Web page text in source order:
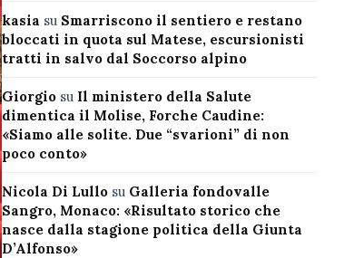
kasia su Smarriscono il sentiero e restano
bloccati in quota sul Matese, escursionisti
tratti in salvo dal Soccorso alpino
Giorgiosu Il ministero della Salute
dimentica il Molise, Forche Caudine:
«Siamo alle solite. Due “svarioni” di non
poco conto»
Nicola Di Lullosu Galleria fondovalle
Sangro, Monaco: «Risultato storico che
nasce dalla stagione politica della Giunta
D’Alfonso»